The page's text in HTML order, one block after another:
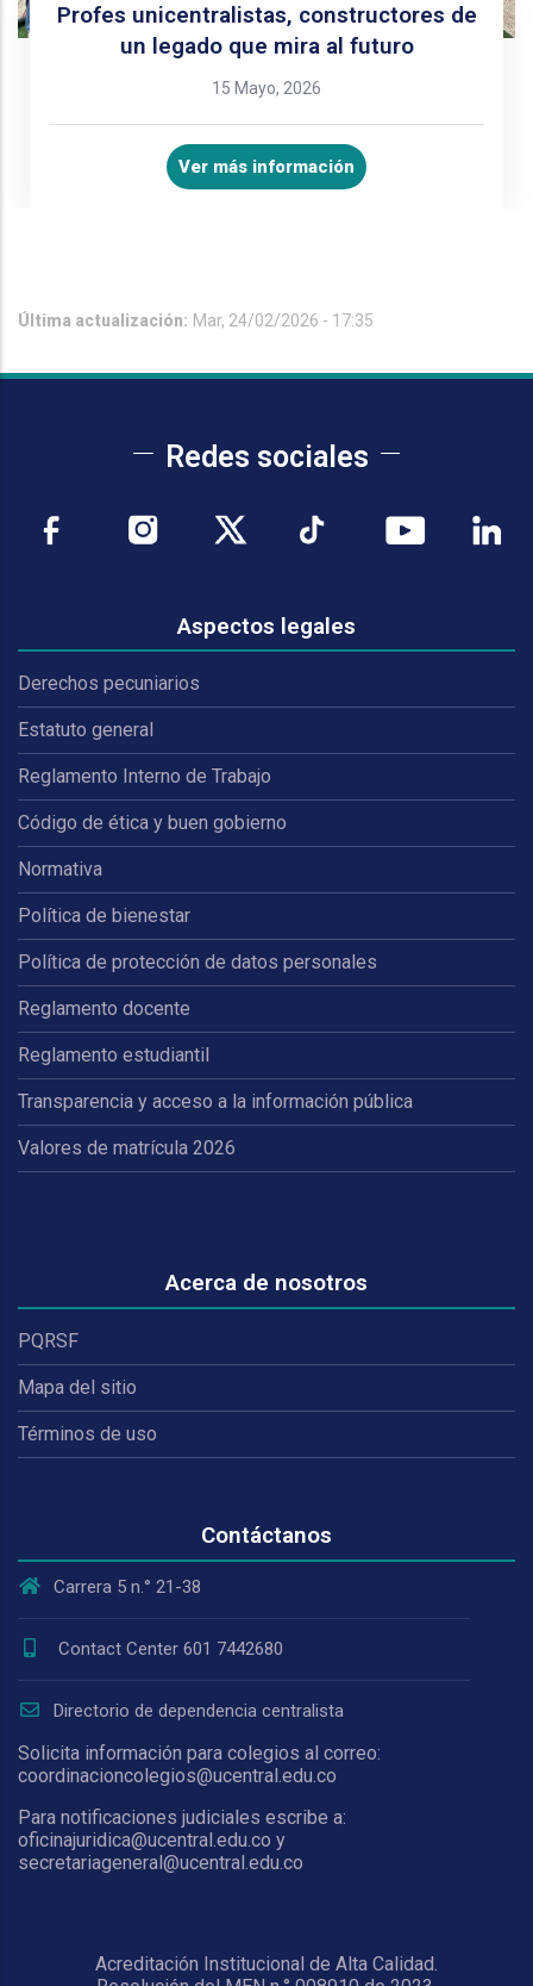
Profes unicentralistas, constructores de
un legado que mira al futuro
15 Mayo, 2026
Ver más información
Última actualización: Mar, 24/02/2026 - 17:35
Redes sociales
Aspectos legales
Derechos pecuniarios
Estatuto general
Reglamento Interno de Trabajo
Código de ética y buen gobierno
Normativa
Política de bienestar
Política de protección de datos personales
Reglamento docente
Reglamento estudiantil
Transparencia y acceso a la información pública
Valores de matrícula 2026
Acerca de nosotros
PQRSF
Mapa del sitio
Términos de uso
Contáctanos
Carrera 5 n.° 21-38
Contact Center 601 7442680
Directorio de dependencia centralista
Solicita información para colegios al correo:
coordinacioncolegios@ucentral.edu.co
Para notificaciones judiciales escribe a:
oficinajuridica@ucentral.edu.co y
secretariageneral@ucentral.edu.co
Acreditación Institucional de Alta Calidad.